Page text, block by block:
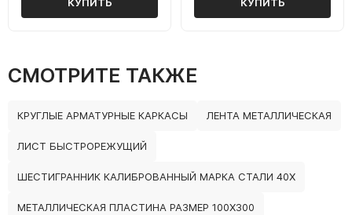
КУПИТЬ КУПИТЬ
СМОТРИТЕ ТАКЖЕ
КРУГЛЫЕ АРМАТУРНЫЕ КАРКАСЫ ЛЕНТА МЕТАЛЛИЧЕСКАЯ
ЛИСТ БЫСТРОРЕЖУЩИЙ
ШЕСТИГРАННИК КАЛИБРОВАННЫЙ МАРКА СТАЛИ 40Х
МЕТАЛЛИЧЕСКАЯ ПЛАСТИНА РАЗМЕР 100Х300